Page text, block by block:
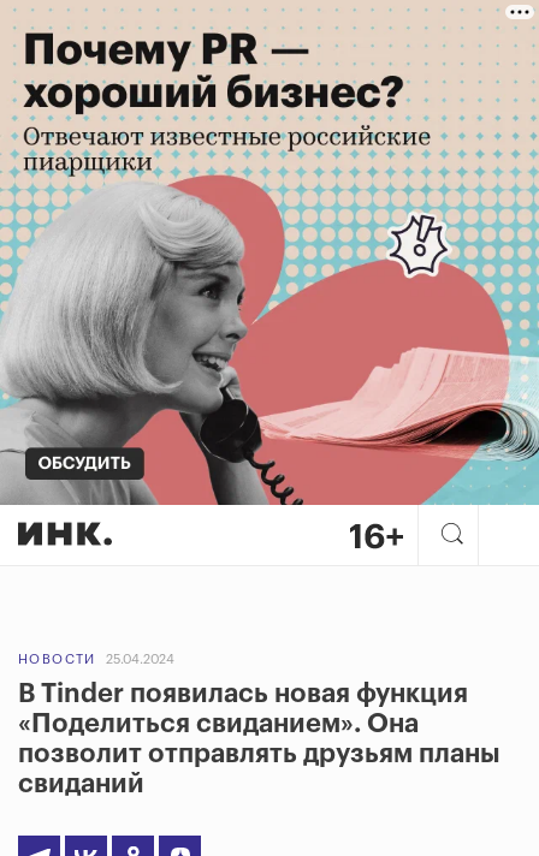
НОВОСТИ 25.04.2024
В Tinder появилась новая функция
«Поделиться свиданием». Она
позволит отправлять друзьям планы
свиданий